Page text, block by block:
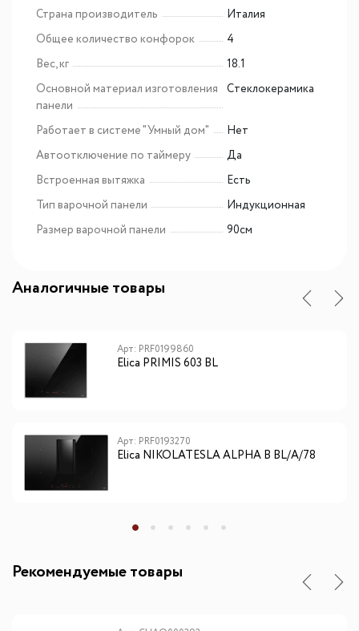
Страна производитель
Италия
Общее количество конфорок
4
Вес, кг
18.1
Основной материал изготовления
панели
Cтеклокерамика
Работает в системе "Умный дом"
Нет
Автоотключение по таймеру
Да
Встроенная вытяжка
Есть
Тип варочной панели
Индукционная
Размер варочной панели
90см
Аналогичные товары
Арт: PRF0199860
Elica PRIMIS 603 BL
Арт: PRF0193270
Elica NIKOLATESLA ALPHA B BL/A/78
Рекомендуемые товары